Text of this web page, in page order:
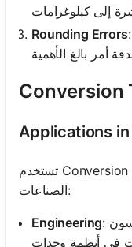
Rounding Errors: كن حذرًا بشأن التقريب، خاصة في
Conversion
Applications
تستخدم Conversion tools على نطاق واسع في مختلف
الصناعات:
Engineering: يستخدم المهندسون Conversion tools
في أنظمة وحدات